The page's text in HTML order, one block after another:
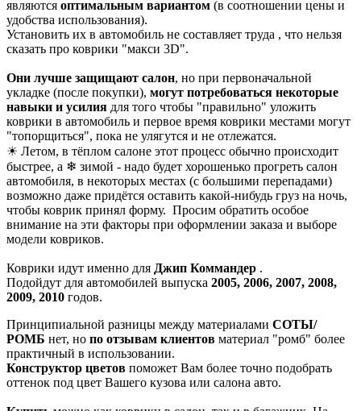
являются оптимальным вариантом (в соотношении цены и
удобства использования).
Установить их в автомобиль не составляет труда , что нельзя
сказать про коврики "макси 3D".
Они лучше защищают салон, но при первоначальной
укладке (после покупки), могут потребоваться некоторые
навыки и усилия для того чтобы "правильно" уложить
коврики в автомобиль и первое время коврики местами могут
"топорщиться", пока не улягутся и не отлежатся.
☀ Летом, в тёплом салоне этот процесс обычно происходит
быстрее, а ❄ зимой - надо будет хорошенько прогреть салон
автомобиля, в некоторых местах (с большими перепадами)
возможно даже придётся оставить какой-нибудь груз на ночь,
чтобы коврик принял форму. Просим обратить особое
внимание на эти факторы при оформлении заказа и выборе
модели ковриков.
Коврики идут именно для Джип Коммандер .
Подойдут для автомобилей выпуска 2005, 2006, 2007, 2008,
2009, 2010 годов.
Принципиальной разницы между материалами СОТЫ/
РОМБ нет, но по отзывам клиентов материал "ромб" более
практичный в использовании.
Конструктор цветов поможет Вам более точно подобрать
оттенок под цвет Вашего кузова или салона авто.